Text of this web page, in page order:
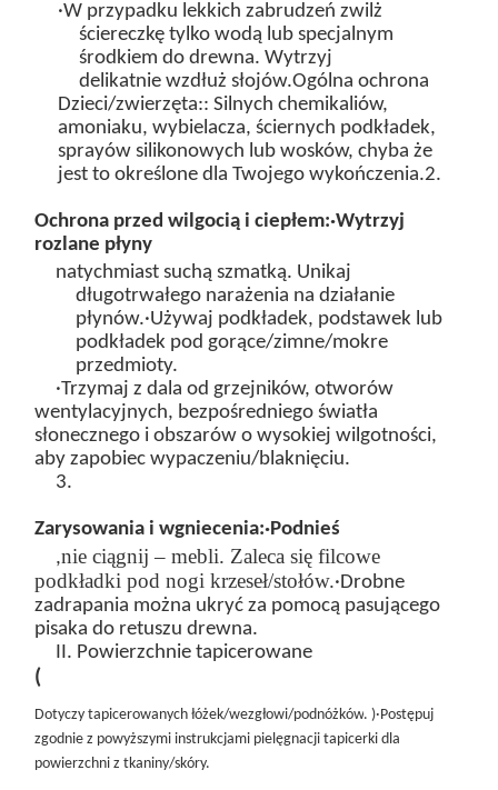
·W przypadku lekkich zabrudzeń zwilż
ściereczkę tylko wodą lub specjalnym
środkiem do drewna. Wytrzyj
delikatnie wzdłuż słojów.Ogólna ochrona
Dzieci/zwierzęta:: Silnych chemikaliów,
amoniaku, wybielacza, ściernych podkładek,
sprayów silikonowych lub wosków, chyba że
jest to określone dla Twojego wykończenia.2.
Ochrona przed wilgocią i ciepłem:·Wytrzyj
rozlane płyny
natychmiastsuchą szmatką. Unikaj
długotrwałego narażenia na działanie
płynów.·Używaj podkładek, podstawek lub
podkładek pod gorące/zimne/mokre
przedmioty.
·Trzymaj z dala od grzejników, otworów
wentylacyjnych, bezpośredniego światła
słonecznego i obszarów o wysokiej wilgotności,
aby zapobiec wypaczeniu/blaknięciu.
3.
Zarysowania i wgniecenia:·Podnieś
,nie ciągnij – mebli. Zaleca się filcowe
podkładki pod nogi krzeseł/stołów.·Drobne
zadrapania można ukryć za pomocą pasującego
pisaka do retuszu drewna.
II. Powierzchnie tapicerowane
(
Dotyczy tapicerowanych łóżek/wezgłowi/podnóżków. )·Postępuj
zgodnie z powyższymi instrukcjami pielęgnacji tapicerki dla
powierzchni z tkaniny/skóry.